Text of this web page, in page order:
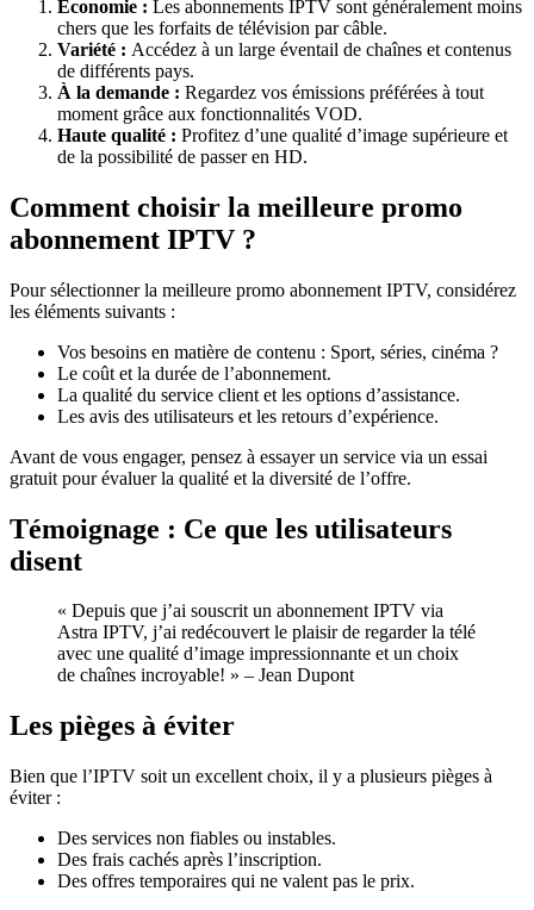
Économie : Les abonnements IPTV sont généralement moins
chers que les forfaits de télévision par câble.
Variété : Accédez à un large éventail de chaînes et contenus
de différents pays.
À la demande : Regardez vos émissions préférées à tout
moment grâce aux fonctionnalités VOD.
Haute qualité : Profitez d’une qualité d’image supérieure et
de la possibilité de passer en HD.
Comment choisir la meilleure promo
abonnement IPTV ?
Pour sélectionner la meilleure promo abonnement IPTV, considérez
les éléments suivants :
Vos besoins en matière de contenu : Sport, séries, cinéma ?
Le coût et la durée de l’abonnement.
La qualité du service client et les options d’assistance.
Les avis des utilisateurs et les retours d’expérience.
Avant de vous engager, pensez à essayer un service via un essai
gratuit pour évaluer la qualité et la diversité de l’offre.
Témoignage : Ce que les utilisateurs
disent
« Depuis que j’ai souscrit un abonnement IPTV via
Astra IPTV, j’ai redécouvert le plaisir de regarder la télé
avec une qualité d’image impressionnante et un choix
de chaînes incroyable! » – Jean Dupont
Les pièges à éviter
Bien que l’IPTV soit un excellent choix, il y a plusieurs pièges à
éviter :
Des services non fiables ou instables.
Des frais cachés après l’inscription.
Des offres temporaires qui ne valent pas le prix.